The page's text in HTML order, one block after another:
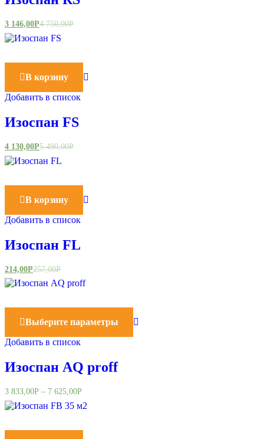
3 146,00Р4 750,00Р
В корзину
Добавить в список
Изоспан FS
4 130,00Р5 490,00Р
В корзину
Добавить в список
Изоспан FL
214,00Р257,00Р
Выберите параметры
Добавить в список
Изоспан AQ proff
3 833,00Р – 7 625,00Р